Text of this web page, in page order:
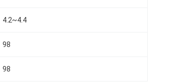
4.2~4.4
98
98